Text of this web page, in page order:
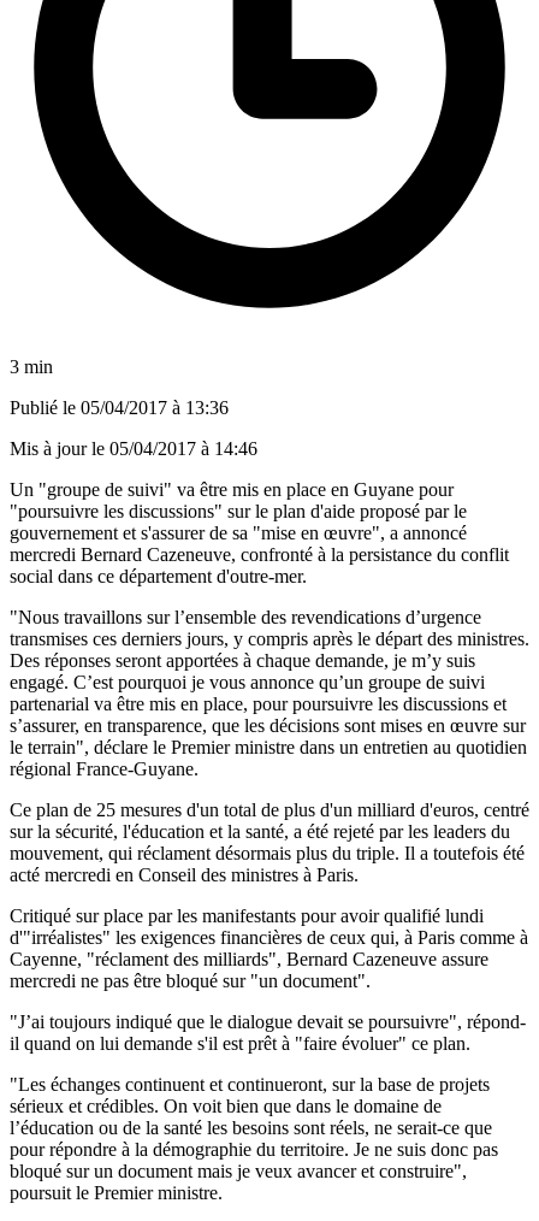
3 min
Publié le 05/04/2017 à 13:36
Mis à jour le 05/04/2017 à 14:46
Un "groupe de suivi" va être mis en place en Guyane pour
"poursuivre les discussions" sur le plan d'aide proposé par le
gouvernement et s'assurer de sa "mise en œuvre", a annoncé
mercredi Bernard Cazeneuve, confronté à la persistance du conflit
social dans ce département d'outre-mer.
"Nous travaillons sur l’ensemble des revendications d’urgence
transmises ces derniers jours, y compris après le départ des ministres.
Des réponses seront apportées à chaque demande, je m’y suis
engagé. C’est pourquoi je vous annonce qu’un groupe de suivi
partenarial va être mis en place, pour poursuivre les discussions et
s’assurer, en transparence, que les décisions sont mises en œuvre sur
le terrain", déclare le Premier ministre dans un entretien au quotidien
régional France-Guyane.
Ce plan de 25 mesures d'un total de plus d'un milliard d'euros, centré
sur la sécurité, l'éducation et la santé, a été rejeté par les leaders du
mouvement, qui réclament désormais plus du triple. Il a toutefois été
acté mercredi en Conseil des ministres à Paris.
Critiqué sur place par les manifestants pour avoir qualifié lundi
d'"irréalistes" les exigences financières de ceux qui, à Paris comme à
Cayenne, "réclament des milliards", Bernard Cazeneuve assure
mercredi ne pas être bloqué sur "un document".
"J’ai toujours indiqué que le dialogue devait se poursuivre", répond-
il quand on lui demande s'il est prêt à "faire évoluer" ce plan.
"Les échanges continuent et continueront, sur la base de projets
sérieux et crédibles. On voit bien que dans le domaine de
l’éducation ou de la santé les besoins sont réels, ne serait-ce que
pour répondre à la démographie du territoire. Je ne suis donc pas
bloqué sur un document mais je veux avancer et construire",
poursuit le Premier ministre.